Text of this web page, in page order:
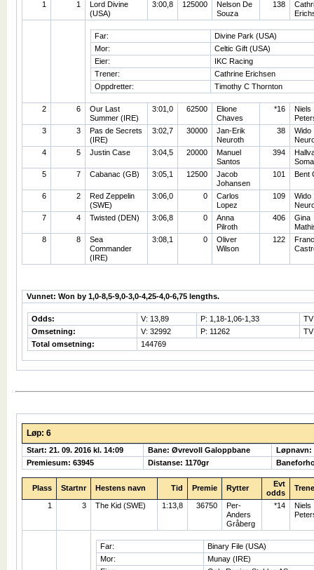
1 1
Lord Divine
(USA)
3:00,8 125000
Nelson De
Souza
138
Far:
Divine Park (USA)
Mor:
Celtic Gift (USA)
Eier:
IKC Racing
Trener:
Cathrine Erichsen
Oppdretter:
Timothy C Thornton
2 6
Our Last
Summer (IRE)
3:01,0 62500
Elione
Chaves
*16
Niels
3
3
Pas de Secrets
(IRE)
3:02,7 30000
Jan-Erik
Neuroth
38
Wido
4
5 Justin Case 3:04,5 20000
Manuel
Santos
394
Soma
5
7 Cabanac (GB) 3:05,1 12500
Jacob
Johansen
101 Bent
6 2
Red Zeppelin
(SWE)
3:06,0 0
Carlos
Lopez
109
Wido
7
4 Twisted (DEN) 3:06,8 0
Anna
Pilroth
406
Gina
8
8
Sea
Commander
(IRE)
3:08,1 0
Oliver
Wilson
122
Vunnet: Won by 1,0-8,5-9,0-3,0-4,25-4,0-6,75 lengths.
Odds: V: 13,89 P: 1,18-1,06-1,33
Omsetning:
V: 32992 P: 11262
Total omsetning:
144769
Løp: 6
Start: 21. 09. 2016 kl. 14:09 Bane: Øvrevoll Galoppbane
Løpnavn:
Premiesum: 63945
Distanse: 1170gr
Plass Startnr Hestens navn Tid Premie Rytter
Evt
odds
1 3 The Kid (SWE) 1:13,8 36750
Per-
Anders
Gråberg
*14
Niels
Far:
Binary File (USA)
Mor:
Munay (IRE)